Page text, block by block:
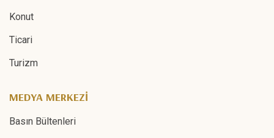
Konut
Ticari
Turizm
MEDYA MERKEZİ
Basın Bültenleri